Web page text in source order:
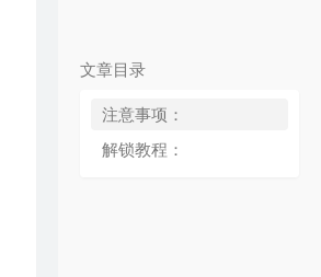
文章目录
注意事项：
解锁教程：